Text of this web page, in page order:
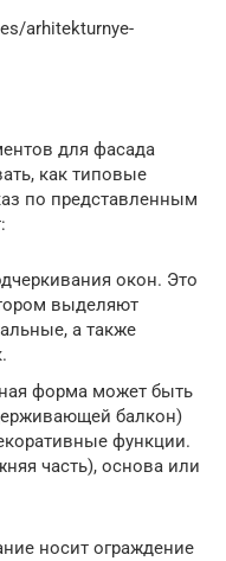
arhitekturnye-
для фасада
как типовые
по представленным
окон. Это
выделяют
а также
форма может быть
балкон)
функции.
часть), основа или
носит ограждение